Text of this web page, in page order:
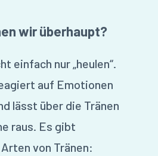
wir überhaupt?
einfach nur „heulen“.
auf Emotionen
lässt über die Tränen
raus. Es gibt
von Tränen: